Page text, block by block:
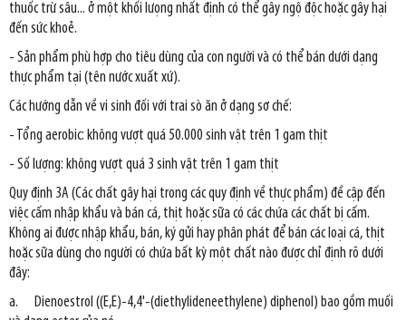
thuốc trừ sâu... ở một khối lưọng nhất định có thể gây ngộ độc hoặc gây hại
đến sức khoẻ.
- Sản phẩm phù hợp cho tiêu dùng của con người và có thể bán dưới dạng
thực phẩm tại (tên nước xuất xứ).
Các hướng dẫn về vi sinh đối với trai sò ăn ở dạng sơ chế:
- Tổng aerobic: không vượt quá 50.000 sinh vật trên 1 gam thịt
- Số lượng: không vượt quá 3 sinh vật trên 1 gam thịt
Quy định 3A (Các chất gây hại trong các quy định về thực phẩm) đề cập đến
việc cấm nhập khẩu và bán cá, thịt hoặc sữa có các chứa các chất bị cấm.
Không ai được nhập khẩu, bán, ký gửi hay phân phát để bán các loại cá, thịt
hoặc sữa dùng cho người có chứa bất kỳ một chất nào được chỉ định rõ dưới
đây:
a. Dienoestrol ((E,E)-4,4'-(diethylideneethylene) diphenol) bao gồm muối